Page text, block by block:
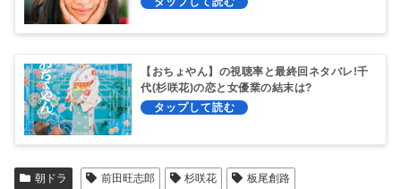
【おちょやん】の視聴率と最終回ネタバレ!千
代(杉咲花)の恋と女優業の結末は?
朝ドラ 前田旺志郎 杉咲花 板尾創路